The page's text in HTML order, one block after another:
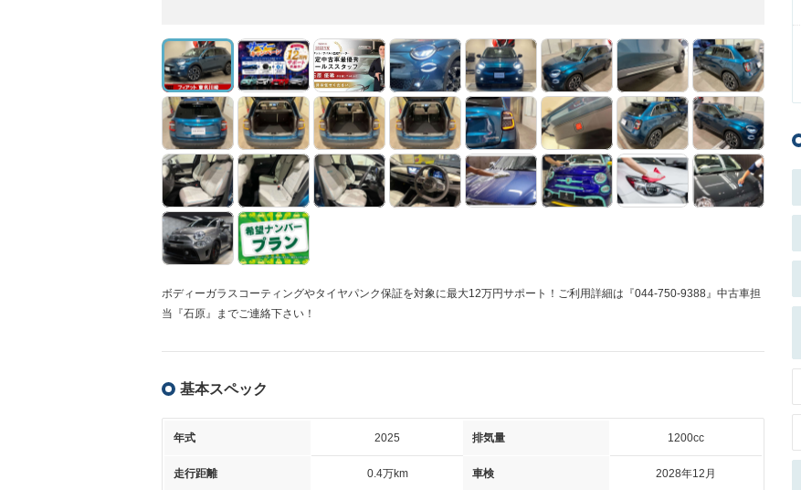
ボディーガラスコーティングやタイヤパンク保証を対象に最大12万円サポート！ご利用詳細は『044-750-9388』中古車担
当『石原』までご連絡下さい！
基本スペック
年式 2025 排気量 1200cc
走行距離 0.4万km 車検 2028年12月